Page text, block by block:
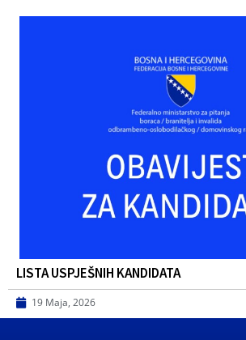
LISTA USPJEŠNIH KANDIDATA
19 Maja, 2026